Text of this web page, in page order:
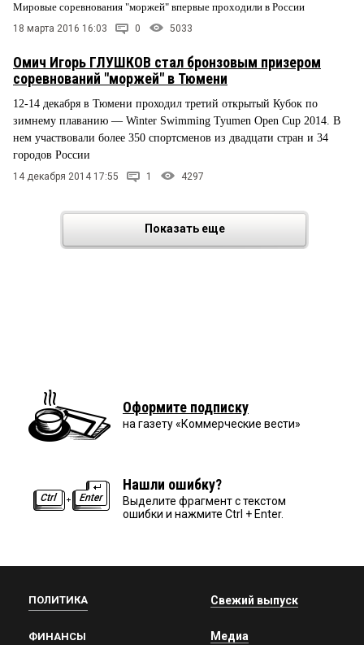
Мировые соревнования "моржей" впервые проходили в России
18 марта 2016 16:03 0 5033
Омич Игорь ГЛУШКОВ стал бронзовым призером
соревнований "моржей" в Тюмени
12-14 декабря в Тюмени проходил третий открытый Кубок по
зимнему плаванию — Winter Swimming Tyumen Open Cup 2014. В
нем участвовали более 350 спортсменов из двадцати стран и 34
городов России
14 декабря 2014 17:55 1 4297
Показать еще
Оформите подписку
на газету «Коммерческие вести»
Нашли ошибку?
Выделите фрагмент с текстом
ошибки и нажмите Ctrl + Enter.
ПОЛИТИКА
ФИНАНСЫ
Свежий выпуск
Медиа